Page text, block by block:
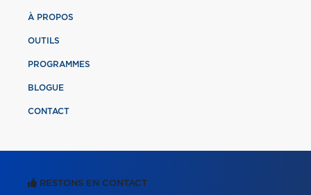
À PROPOS
OUTILS
PROGRAMMES
BLOGUE
CONTACT
RESTONS EN CONTACT